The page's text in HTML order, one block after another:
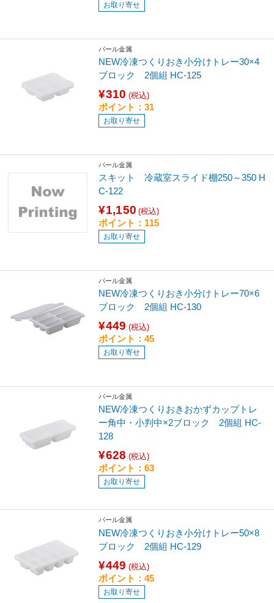
お取り寄せ
パール金属
NEW冷凍つくりおき小分けトレー30×4
ブロック 2個組 HC-125
¥310 (税込)
ポイント：31
お取り寄せ
パール金属
スキット 冷蔵室スライド棚250～350 H
C-122
¥1,150 (税込)
ポイント：115
お取り寄せ
パール金属
NEW冷凍つくりおき小分けトレー70×6
ブロック 2個組 HC-130
¥449 (税込)
ポイント：45
お取り寄せ
パール金属
NEW冷凍つくりおきおかずカップトレ
ー角中・小判中×2ブロック 2個組 HC-
128
¥628 (税込)
ポイント：63
お取り寄せ
パール金属
NEW冷凍つくりおき小分けトレー50×8
ブロック 2個組 HC-129
¥449 (税込)
ポイント：45
お取り寄せ